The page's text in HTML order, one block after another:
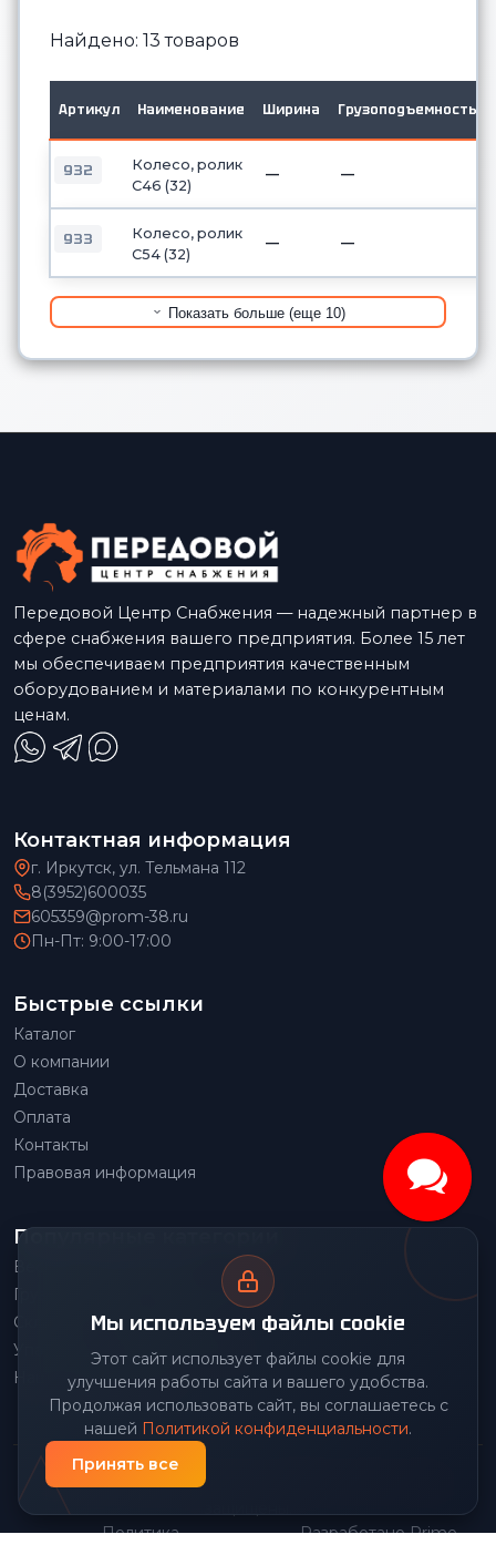
Найдено: 13 товаров
Артикул Наименование Ширина Грузоподъемность
932
Колесо, ролик
C46 (32)
— —
933
Колесо, ролик
C54 (32)
— —
Показать больше (еще 10)
Мы используем файлы cookie
Этот сайт использует файлы cookie для
улучшения работы сайта и вашего удобства.
Продолжая использовать сайт, вы соглашаетесь с
нашей Политикой конфиденциальности.
Принять все
Передовой Центр Снабжения — надежный партнер в
сфере снабжения вашего предприятия. Более 15 лет
мы обеспечиваем предприятия качественным
оборудованием и материалами по конкурентным
ценам.
Контактная информация
г. Иркутск, ул. Тельмана 112
8(3952)600035
605359@prom-38.ru
Пн-Пт: 9:00-17:00
Быстрые ссылки
Каталог
О компании
Доставка
Оплата
Контакты
Правовая информация
Популярные категории
Весовое оборудование
Грузоподъемное оборудование
Складское оборудование
Упаковочное оборудование
Наше производство
© 2026 Передовой Центр снабжения. Все права
Политика
Разработано Prime